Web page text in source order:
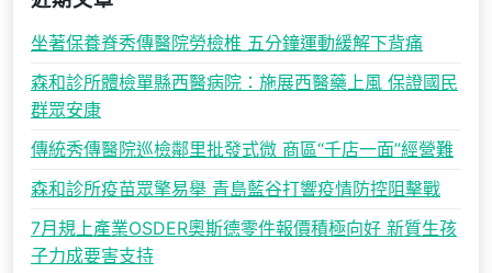
坐著保養脊秀傳醫院勞檢椎 五分鐘運動緩解下背痛
森和診所體檢單縣西醫病院：施展西醫藥上風 保證國民
群眾安康
傳統秀傳醫院巡檢鄰里批發式微 商區“千店一面”經營難
森和診所疫苗眾擎易舉 青島藍谷打響疫情防控阻擊戰
7月規上產業OSDER奧斯德零件報價積極向好 新質生孩
子力成要害支持